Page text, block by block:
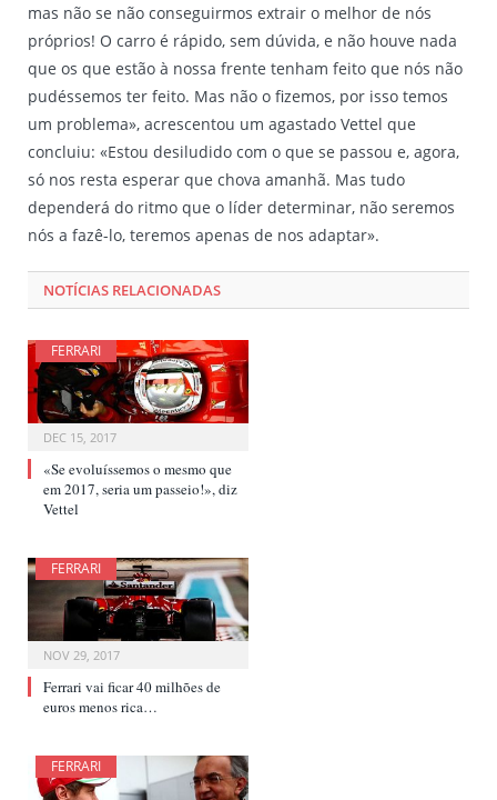
mas não se não conseguirmos extrair o melhor de nós
próprios! O carro é rápido, sem dúvida, e não houve nada
que os que estão à nossa frente tenham feito que nós não
pudéssemos ter feito. Mas não o fizemos, por isso temos
um problema», acrescentou um agastado Vettel que
concluiu: «Estou desiludido com o que se passou e, agora,
só nos resta esperar que chova amanhã. Mas tudo
dependerá do ritmo que o líder determinar, não seremos
nós a fazê-lo, teremos apenas de nos adaptar».
NOTÍCIAS RELACIONADAS
FERRARI
DEC 15, 2017
«Se evoluíssemos o mesmo que
em 2017, seria um passeio!», diz
Vettel
FERRARI
NOV 29, 2017
Ferrari vai ficar 40 milhões de
euros menos rica…
FERRARI